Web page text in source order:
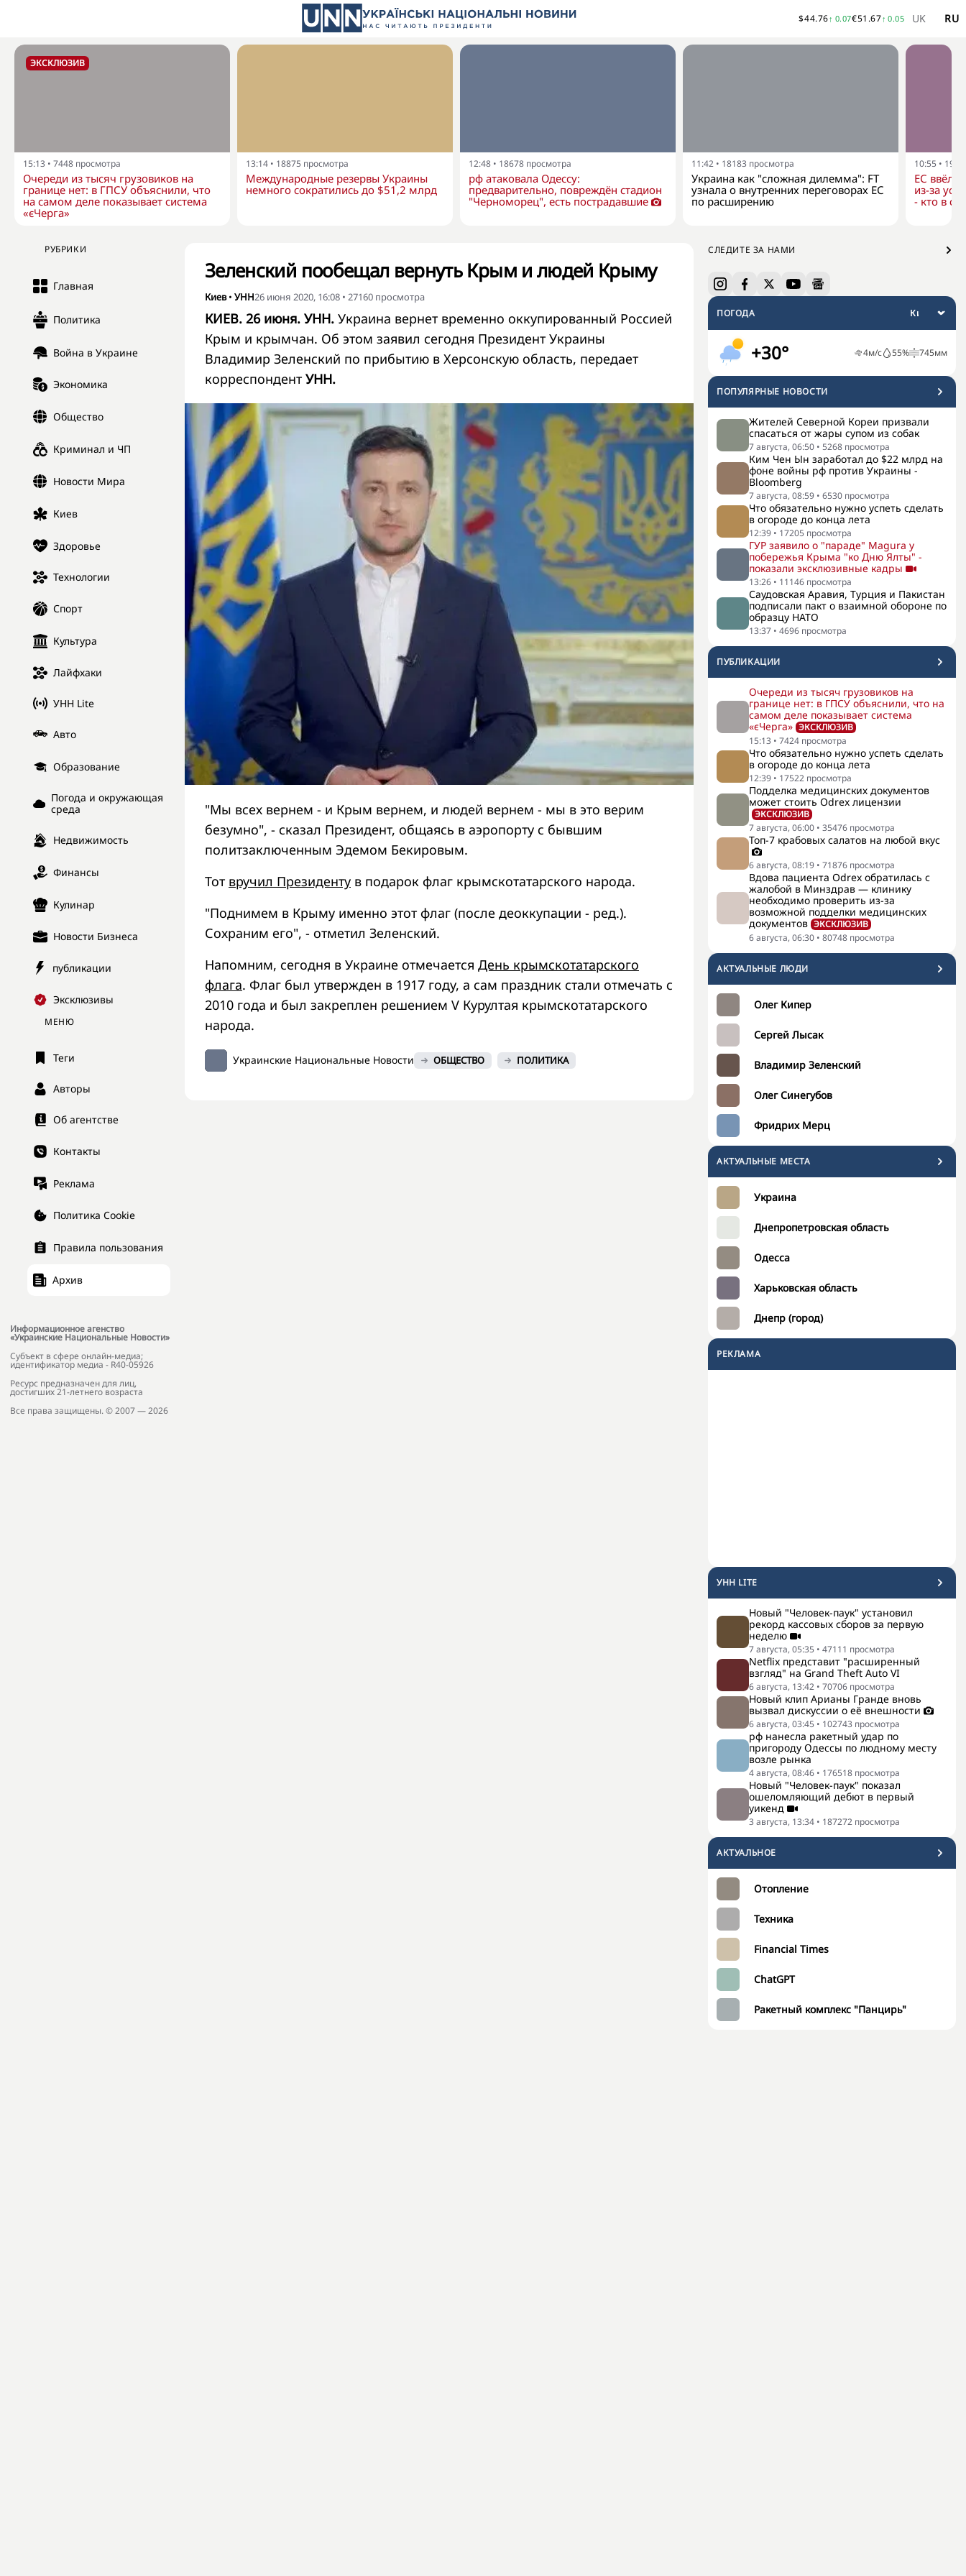
$44.76↑ 0.07€51.67↑ 0.05 UK RU
ЭКСКЛЮЗИВ
15:13 • 7448 просмотра
Очереди из тысяч грузовиков на
границе нет: в ГПСУ объяснили, что
на самом деле показывает система
«єЧерга»
13:14 • 18875 просмотра
Международные резервы Украины
немного сократились до $51,2 млрд
12:48 • 18678 просмотра
рф атаковала Одессу:
предварительно, повреждён стадион
"Черноморец", есть пострадавшие
11:42 • 18183 просмотра
Украина как "сложная дилемма": FT
узнала о внутренних переговорах ЕС
по расширению
10:55 •
ЕС ввёл
из-за
- кто в
РУБРИКИ
Главная
Политика
Война в Украине
Экономика
Общество
Криминал и ЧП
Новости Мира
Киев
Здоровье
Технологии
Спорт
Культура
Лайфхаки
УНН Lite
Авто
Образование
Погода и окружающая
среда
Недвижимость
Финансы
Кулинар
Новости Бизнеса
публикации
Эксклюзивы
МЕНЮ
Теги
Авторы
Об агентстве
Контакты
Реклама
Политика Cookie
Правила пользования
Архив
Информационное агенство
«Украинские Национальные Новости»
Субъект в сфере онлайн-медиа;
идентификатор медиа - R40-05926
Ресурс предназначен для лиц,
достигших 21-летнего возраста
Все права защищены. © 2007 — 2026
СЛЕДИТЕ ЗА НАМИ
ПОГОДА
+30° 4м/с 55% 745мм
ПОПУЛЯРНЫЕ НОВОСТИ
Жителей Северной Кореи призвали
спасаться от жары супом из собак
7 августа, 06:50 • 5268 просмотра
Ким Чен Ын заработал до $22 млрд на
фоне войны рф против Украины -
Bloomberg
7 августа, 08:59 • 6530 просмотра
Что обязательно нужно успеть сделать
в огороде до конца лета
12:39 • 17205 просмотра
ГУР заявило о "параде" Magura у
побережья Крыма "ко Дню Ялты" -
показали эксклюзивные кадры
13:26 • 11146 просмотра
Саудовская Аравия, Турция и Пакистан
подписали пакт о взаимной обороне по
образцу НАТО
13:37 • 4696 просмотра
ПУБЛИКАЦИИ
Очереди из тысяч грузовиков на
границе нет: в ГПСУ объяснили, что на
самом деле показывает система
«єЧерга» ЭКСКЛЮЗИВ
15:13 • 7424 просмотра
Что обязательно нужно успеть сделать
в огороде до конца лета
12:39 • 17522 просмотра
Подделка медицинских документов
может стоить Odrex лицензии
ЭКСКЛЮЗИВ
7 августа, 06:00 • 35476 просмотра
Топ-7 крабовых салатов на любой вкус
6 августа, 08:19 • 71876 просмотра
Вдова пациента Odrex обратилась с
жалобой в Минздрав — клинику
необходимо проверить из-за
возможной подделки медицинских
документов ЭКСКЛЮЗИВ
6 августа, 06:30 • 80748 просмотра
АКТУАЛЬНЫЕ ЛЮДИ
Олег Кипер
Сергей Лысак
Владимир Зеленский
Олег Синегубов
Фридрих Мерц
АКТУАЛЬНЫЕ МЕСТА
Украина
Днепропетровская область
Одесса
Харьковская область
Днепр (город)
РЕКЛАМА
УНН LITE
Новый "Человек-паук" установил
рекорд кассовых сборов за первую
неделю
7 августа, 05:35 • 47111 просмотра
Netflix представит "расширенный
взгляд" на Grand Theft Auto VI
6 августа, 13:42 • 70706 просмотра
Новый клип Арианы Гранде вновь
вызвал дискуссии о её внешности
6 августа, 03:45 • 102743 просмотра
рф нанесла ракетный удар по
пригороду Одессы по людному месту
возле рынка
4 августа, 08:46 • 176518 просмотра
Новый "Человек-паук" показал
ошеломляющий дебют в первый
уикенд
3 августа, 13:34 • 187272 просмотра
АКТУАЛЬНОЕ
Отопление
Техника
Financial Times
ChatGPT
Ракетный комплекс "Панцирь"
Зеленский пообещал вернуть Крым и людей Крыму
Киев• УНН26 июня 2020, 16:08 • 27160 просмотра
КИЕВ. 26 июня. УНН. Украина вернет временно оккупированный Россией
Крым и крымчан. Об этом заявил сегодня Президент Украины
Владимир Зеленский по прибытию в Херсонскую область, передает
корреспондент УНН.
"Мы всех вернем - и Крым вернем, и людей вернем - мы в это верим
безумно", - сказал Президент, общаясь в аэропорту с бывшим
политзаключенным Эдемом Бекировым.
Тот вручил Президенту в подарок флаг крымскотатарского народа.
"Поднимем в Крыму именно этот флаг (после деоккупации - ред.).
Сохраним его", - отметил Зеленский.
Напомним, сегодня в Украине отмечается День крымскотатарского
флага. Флаг был утвержден в 1917 году, а сам праздник стали отмечать с
2010 года и был закреплен решением V Курултая крымскотатарского
народа.
Украинские Национальные Новости ОБЩЕСТВО ПОЛИТИКА